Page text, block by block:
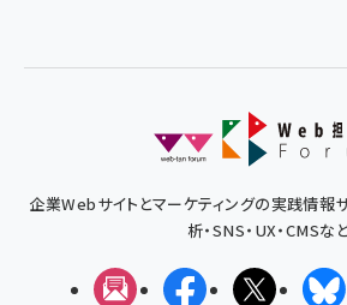
企業Webサイトとマーケティングの実践情報
析・SNS・UX・CMSな
メルマガFacebookX(エック